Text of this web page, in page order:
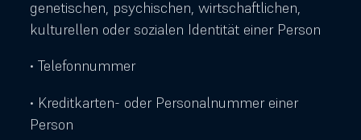
genetischen, psychischen, wirtschaftlichen,
kulturellen oder sozialen Identität einer Person
• Telefonnummer
• Kreditkarten- oder Personalnummer einer
Person